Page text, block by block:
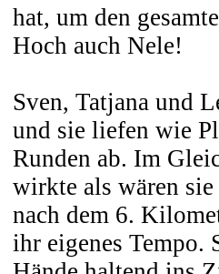
hat, um den
Hoch auch Nele!
Sven, Tatjana und
und sie liefen wie
Runden ab. Im
wirkte als wären
nach dem 6.
ihr eigenes Tempo.